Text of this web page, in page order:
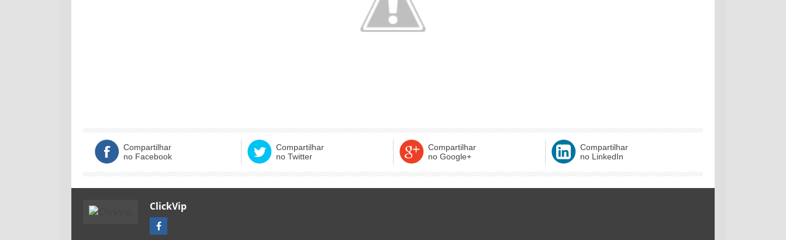
Compartilhar
no Facebook
Compartilhar
no Twitter
Compartilhar
no Google+
Compartilhar
no LinkedIn
ClickVip